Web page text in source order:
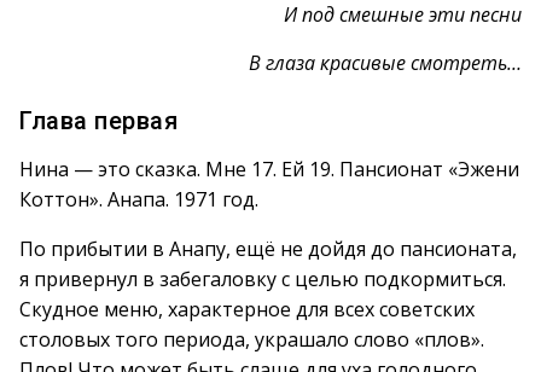
И под смешные эти песни
В глаза красивые смотреть…
Глава первая
Нина — это сказка. Мне 17. Ей 19. Пансионат «Эжени
Коттон». Анапа. 1971 год.
По прибытии в Анапу, ещё не дойдя до пансионата,
я привернул в забегаловку с целью подкормиться.
Скудное меню, характерное для всех советских
столовых того периода, украшало слово «плов».